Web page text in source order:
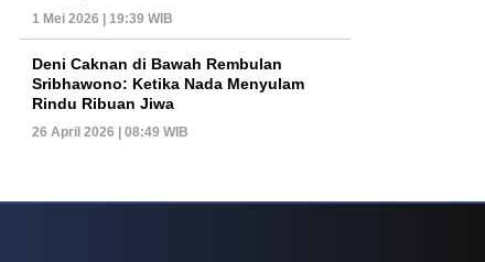
1 Mei 2026 | 19:39 WIB
Deni Caknan di Bawah Rembulan
Sribhawono: Ketika Nada Menyulam
Rindu Ribuan Jiwa
26 April 2026 | 08:49 WIB